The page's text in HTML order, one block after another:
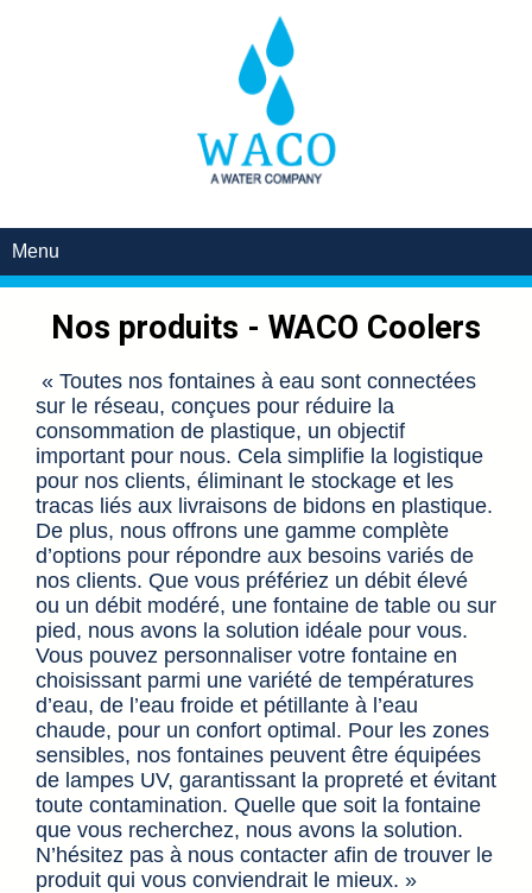
Menu
Nos produits - WACO Coolers
« Toutes nos fontaines à eau sont connectées
sur le réseau, conçues pour réduire la
consommation de plastique, un objectif
important pour nous. Cela simplifie la logistique
pour nos clients, éliminant le stockage et les
tracas liés aux livraisons de bidons en plastique.
De plus, nous offrons une gamme complète
d’options pour répondre aux besoins variés de
nos clients. Que vous préfériez un débit élevé
ou un débit modéré, une fontaine de table ou sur
pied, nous avons la solution idéale pour vous.
Vous pouvez personnaliser votre fontaine en
choisissant parmi une variété de températures
d’eau, de l’eau froide et pétillante à l’eau
chaude, pour un confort optimal. Pour les zones
sensibles, nos fontaines peuvent être équipées
de lampes UV, garantissant la propreté et évitant
toute contamination. Quelle que soit la fontaine
que vous recherchez, nous avons la solution.
N’hésitez pas à nous contacter afin de trouver le
produit qui vous conviendrait le mieux. »